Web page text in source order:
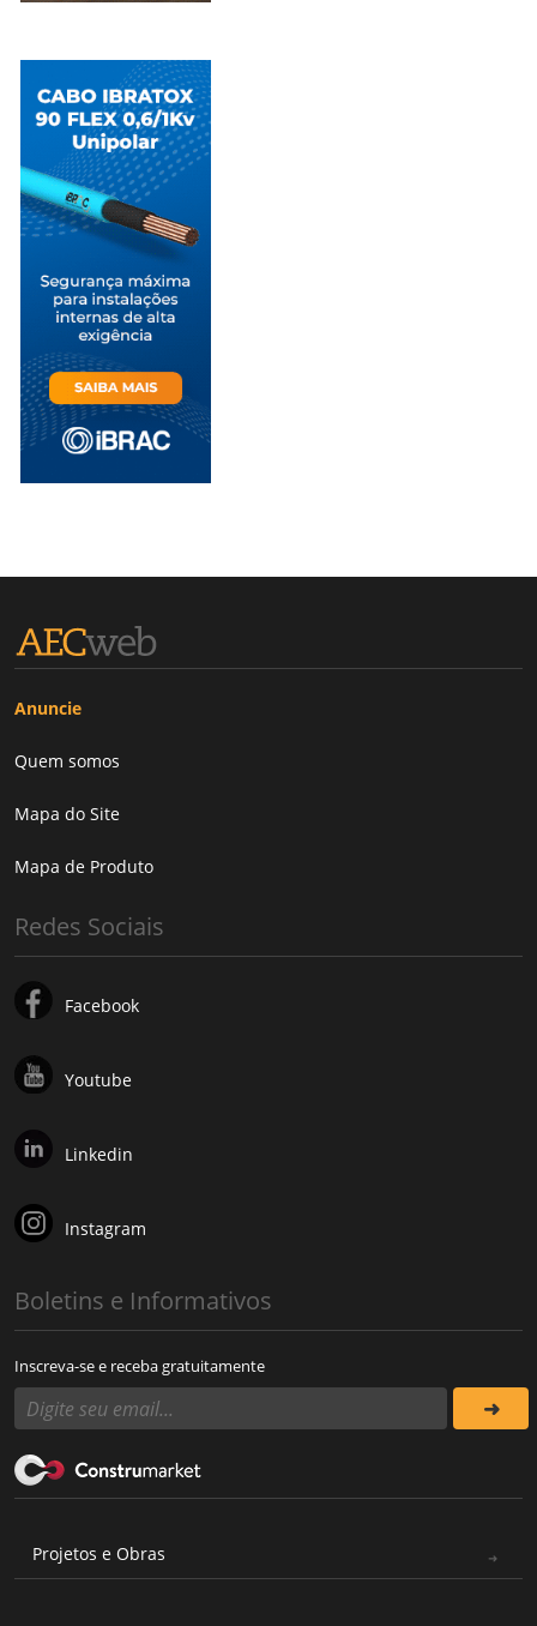
Anuncie
Quem somos
Mapa do Site
Mapa de Produto
Redes Sociais
Facebook
Youtube
Linkedin
Instagram
Boletins e Informativos
Inscreva-se e receba gratuitamente
Projetos e Obras